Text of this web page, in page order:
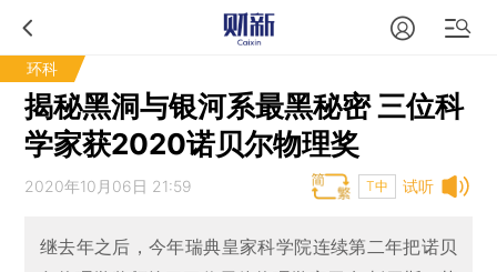
环科
揭秘黑洞与银河系最黑秘密 三位科
学家获2020诺贝尔物理奖
试听
2020年10月06日 21:59 T中
继去年之后，今年瑞典皇家科学院连续第二年把诺贝